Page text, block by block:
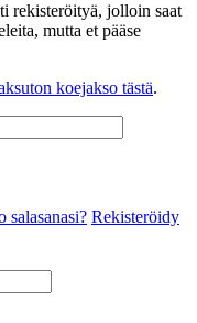
rekisteröityä, jolloin saat
mutta et pääse
koejakso tästä.
salasanasi? Rekisteröidy